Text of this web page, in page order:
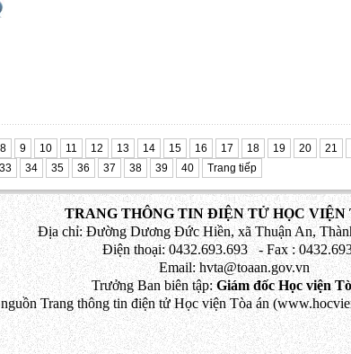
8 9 10 11 12 13 14 15 16 17 18 19 20 21
33 34 35 36 37 38 39 40 Trang tiếp
TRANG THÔNG TIN ĐIỆN TỬ HỌC VIỆN
Địa chỉ: Đường Dương Đức Hiền, xã Thuận An,
Điện thoại: 0432.693.693 - Fax :
Email: hvta@toaan.gov.vn
Trưởng Ban biên tập:Giám đốc Học viện
Trang thông tin điện tử Học viện Tòa án